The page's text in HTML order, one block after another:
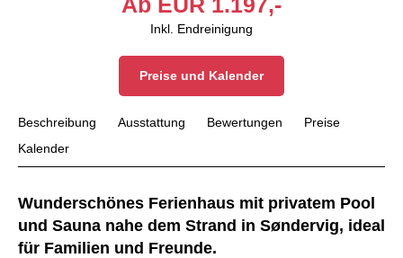
Inkl. Endreinigung
Preise und Kalender
Beschreibung Ausstattung Bewertungen
Preise
Kalender
Wunderschönes Ferienhaus mit privatem Pool
und Sauna nahe dem Strand in Søndervig, ideal
für Familien und Freunde.